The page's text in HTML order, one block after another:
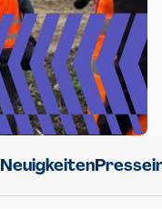
Neuigkeiten